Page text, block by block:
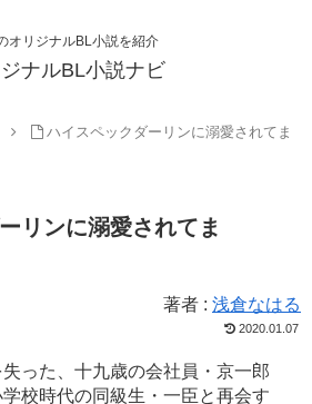
オリジナルBL小説を紹介
ナルBL小説ナビ
ハイスペックダーリンに溺愛されてま
リンに溺愛されてま
著者 : 浅倉なはる
2020.01.07
った、十九歳の会社員・京一郎
校時代の同級生・一臣と再会す